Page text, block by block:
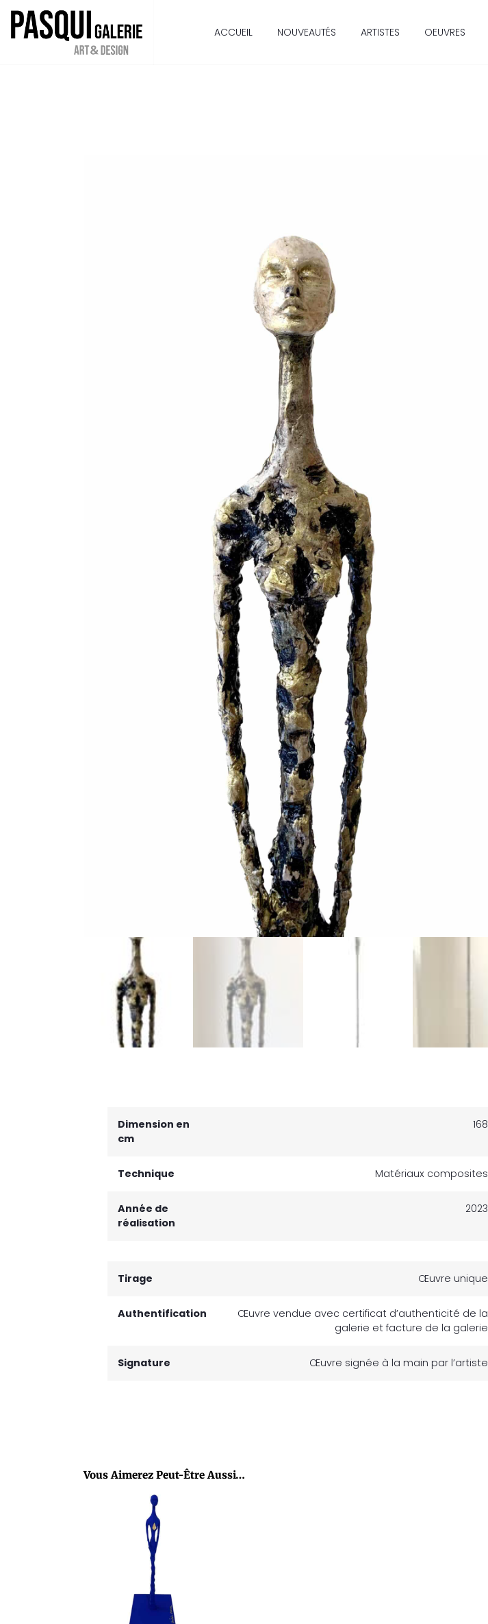
ACCUEIL NOUVEAUTÉS ARTISTES OEUVRES
Dimension en
cm
168
Technique Matériaux composites
Année de
réalisation
2023
Tirage Œuvre unique
Authentification
Œuvre vendue avec certificat d’authenticité de la
galerie et facture de la galerie
Signature Œuvre signée à la main par l’artiste
Vous Aimerez Peut-Être Aussi…